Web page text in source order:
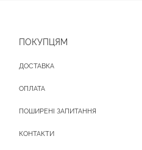
ПОКУПЦЯМ
ДОСТАВКА
ОПЛАТА
ПОШИРЕНІ ЗАПИТАННЯ
КОНТАКТИ